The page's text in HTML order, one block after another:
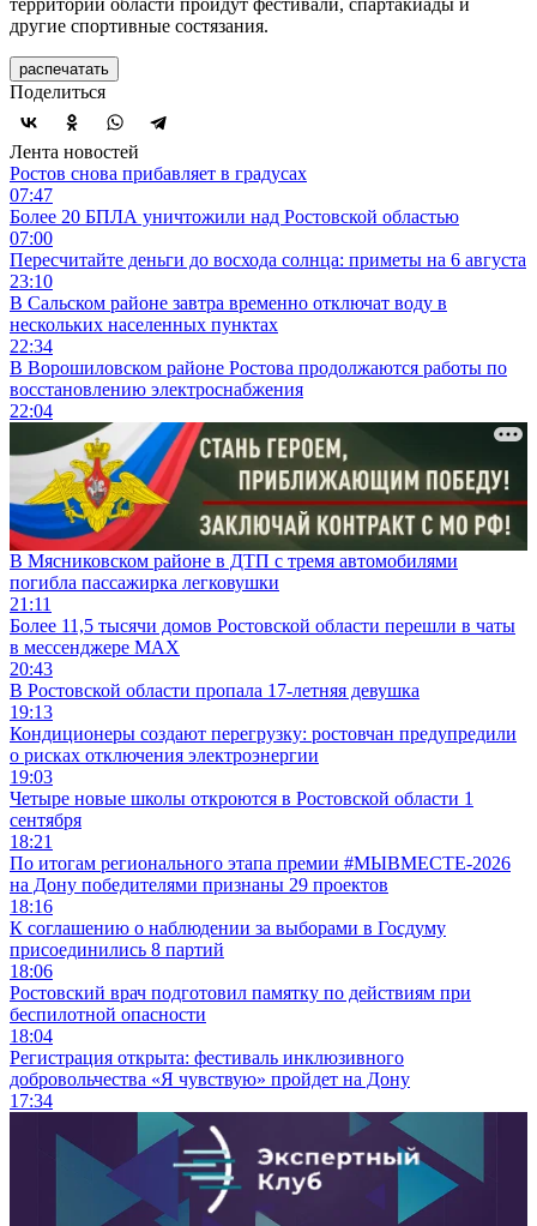
другие спортивные состязания.
распечатать
Поделиться
Лента новостей
Ростов снова прибавляет в градусах
07:47
Более 20 БПЛА уничтожили над Ростовской областью
07:00
Пересчитайте деньги до восхода солнца: приметы на 6 августа
23:10
В Сальском районе завтра временно отключат воду в
нескольких населенных пунктах
22:34
В Ворошиловском районе Ростова продолжаются работы по
восстановлению электроснабжения
22:04
В Мясниковском районе в ДТП с тремя автомобилями
погибла пассажирка легковушки
21:11
Более 11,5 тысячи домов Ростовской области перешли в чаты
в мессенджере MAX
20:43
В Ростовской области пропала 17-летняя девушка
19:13
Кондиционеры создают перегрузку: ростовчан предупредили
о рисках отключения электроэнергии
19:03
Четыре новые школы откроются в Ростовской области 1
сентября
18:21
По итогам регионального этапа премии #МЫВМЕСТЕ-2026
на Дону победителями признаны 29 проектов
18:16
К соглашению о наблюдении за выборами в Госдуму
присоединились 8 партий
18:06
Ростовский врач подготовил памятку по действиям при
беспилотной опасности
18:04
Регистрация открыта: фестиваль инклюзивного
добровольчества «Я чувствую» пройдет на Дону
17:34